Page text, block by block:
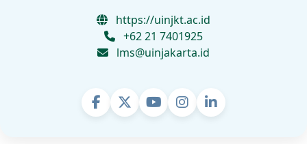
https://uinjkt.ac.id
+62 21 7401925
lms@uinjakarta.id